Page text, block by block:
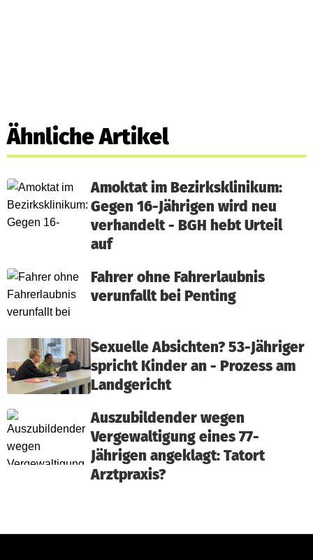
Ähnliche Artikel
Amoktat im Bezirksklinikum:
Gegen 16-Jährigen wird neu
verhandelt - BGH hebt Urteil
auf
Fahrer ohne Fahrerlaubnis
verunfallt bei Penting
Sexuelle Absichten? 53-Jähriger
spricht Kinder an - Prozess am
Landgericht
Auszubildender wegen
Vergewaltigung eines 77-
Jährigen angeklagt: Tatort
Arztpraxis?